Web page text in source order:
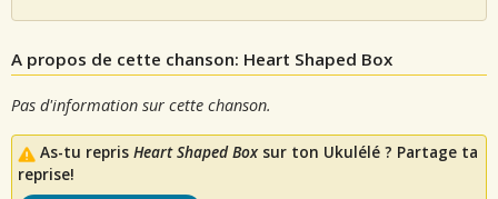
A propos de cette chanson: Heart Shaped Box
Pas d'information sur cette chanson.
As-tu repris Heart Shaped Boxsur ton Ukulélé ? Partage ta
reprise!